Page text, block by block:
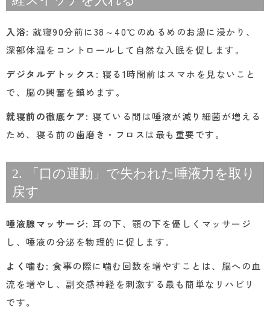
入浴: 就寝90分前に38～40℃のぬるめのお湯に浸かり、
深部体温をコントロールして自然な入眠を促します。
デジタルデトックス: 寝る1時間前はスマホを見ないこと
で、脳の興奮を鎮めます。
就寝前の徹底ケア: 寝ている間は唾液が減り細菌が増える
ため、寝る前の歯磨き・フロスは最も重要です。
2. 「口の運動」で失われた唾液力を取り
戻す
唾液腺マッサージ: 耳の下、顎の下を優しくマッサージ
し、唾液の分泌を物理的に促します。
よく噛む: 食事の際に噛む回数を増やすことは、脳への血
流を増やし、副交感神経を刺激する最も簡単なリハビリ
です。